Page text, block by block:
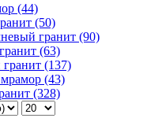
(44)
(50)
гранит (90)
(63)
(137)
(43)
(328)